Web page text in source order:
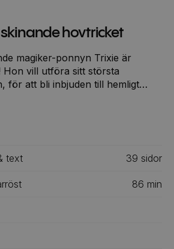
hovtricket
magiker-ponnyn Trixie är
Hon vill utföra sitt största
för att bli inbjuden till hemligt
olycka. Hon får förmågan att
magitrick som hon kan
andra ponnyer. Men snart
nya krafter leder till mer
och hennes vänner Rarity och
rycka in för att rädda Trixie
text 39 ‎‎ sidor
86 min